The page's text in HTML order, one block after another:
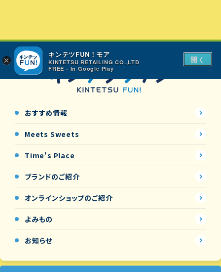
おすすめ情報
Meets Sweets
Time's Place
ブランドのご紹介
オンラインショップのご紹介
よみもの
お知らせ
×
キンテツFUN！モア
KINTETSU RETAILING CO.,LTD
FREE - In Google Play
開く